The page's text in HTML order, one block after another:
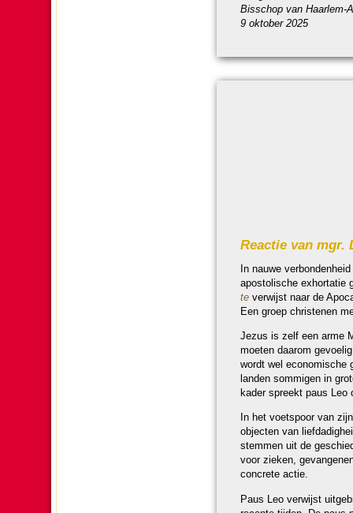
Bis­schop van Haar­lem-
9 ok­to­ber 2025
Reactie van mgr.
In nauwe
apos­to­lische exhor­ta­tie
te ver­wijst naar de
Een groep chris­te­nen
Jezus is zelf een arme
moeten daarom
wordt wel econo­mische
lan­den som­mi­gen in
kader spreekt paus Leo
In het voetspoor van
objecten van
stemmen uit de
voor zieken,
concrete actie.
Paus Leo ver­wijst